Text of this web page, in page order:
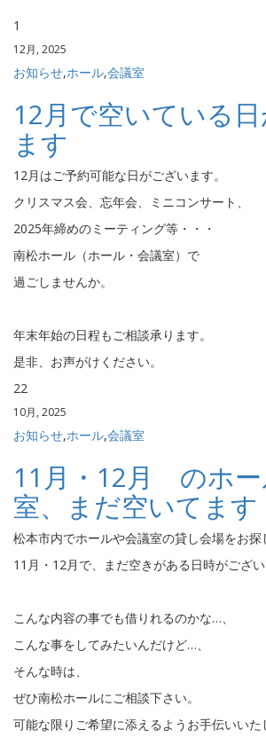
1
12月, 2025
お知らせ,ホール,会議室
12月で空いている
ます
12月はご予約可能な日がございます。
クリスマス会、忘年会、ミニコンサート、
2025年締めのミーティング等・・・
南松ホール（ホール・会議室）で
過ごしませんか。
年末年始の日程もご相談承ります。
是非、お声がけください。
22
10月, 2025
お知らせ,ホール,会議室
11月・12月 のホー
室、まだ空いてます
松本市内でホールや会議室の貸し会場をお探
11月・12月で、まだ空きがある日時がござい
こんな内容の事でも借りれるのかな…、
こんな事をしてみたいんだけど…、
そんな時は、
ぜひ南松ホールにご相談下さい。
可能な限りご希望に添えるようお手伝いいた